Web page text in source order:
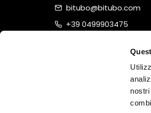
bitubo@bitubo.com
+39 0499903475